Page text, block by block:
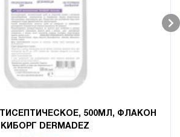
500МЛ, ФЛАКОН
КИБОРГ DERMADEZ